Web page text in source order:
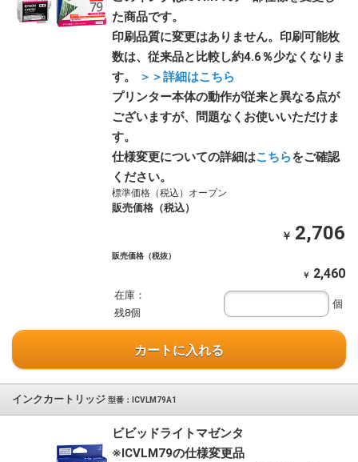
た商品です。
印刷品質に変更はありません。印刷可能枚
数は、従来品と比較し約4.6％少なくなりま
す。
＞＞詳細はこちら
プリンター本体の動作が従来と異なる点が
ございますが、問題なくお使いいただけま
す。
仕様変更についての詳細はこちらをご確認
ください。
標準価格（税込）オープン
販売価格（税込）
￥ 2,706
販売価格（税抜）
￥ 2,460
在庫：
残8個
個
カートに入れる
インクカートリッジ 型番：ICVLM79A1
ビビッドライトマゼンタ
※ICVLM79の仕様変更品